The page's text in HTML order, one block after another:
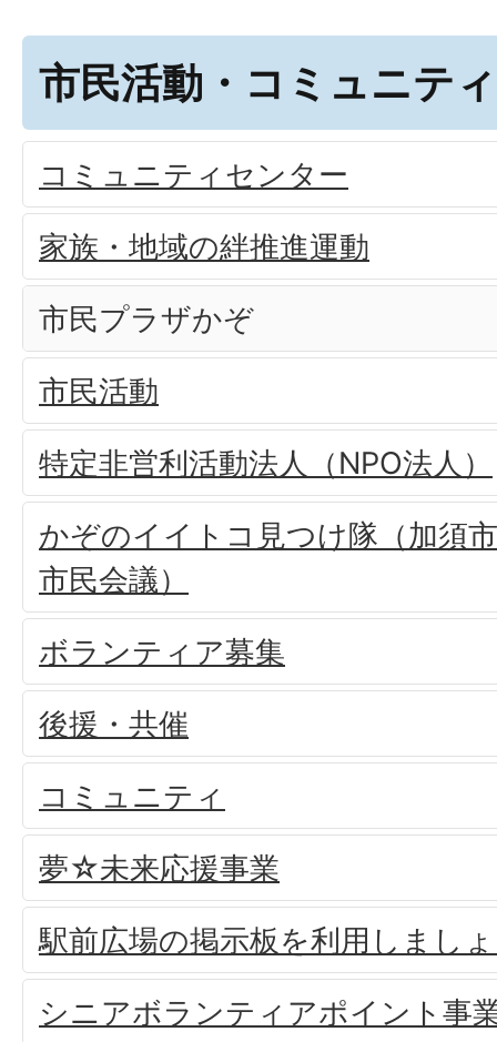
市民活動・コミュニティ
コミュニティセンター
家族・地域の絆推進運動
市民プラザかぞ
市民活動
特定非営利活動法人（NPO法人）
かぞのイイトコ見つけ隊（加須
市民会議）
ボランティア募集
後援・共催
コミュニティ
夢☆未来応援事業
駅前広場の掲示板を利用しまし
シニアボランティアポイント事